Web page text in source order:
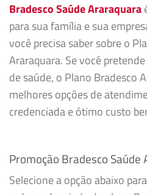
Bradesco Saúde Araraquara
para sua família e sua
você precisa saber sobre o
Araraquara. Se você
de saúde, o Plano Bradesco
melhores opções de
credenciada e ótimo custo
Promoção Bradesco Saúde
Selecione a opção abaixo